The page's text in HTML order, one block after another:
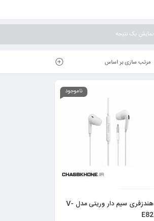
نمایش یک نتیجه
مرتب سازی بر اساس
ناموجود
هندزفری سیم دار وریتی مدل V-
E82